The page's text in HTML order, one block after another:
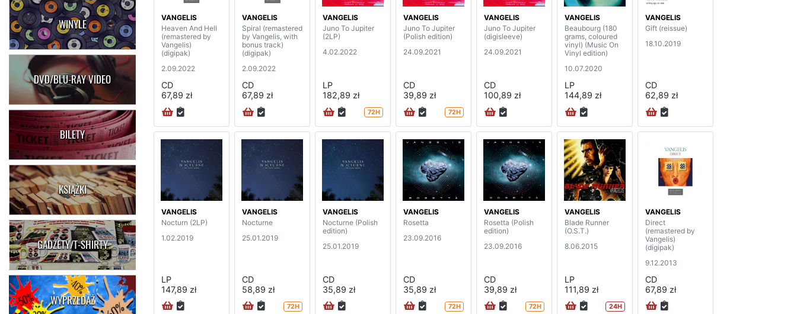
WINYLE
DVD/BLU-RAY VIDEO
BILETY
KSIĄŻKI
GADŻETY/T-SHIRTY
WYPRZEDAŻ
VANGELIS
Heaven And Hell
(remastered by
Vangelis)
(digipak)
2.09.2022
CD
67,89 zł
VANGELIS
Spiral (remastered
by Vangelis, with
bonus track)
(digipak)
2.09.2022
CD
67,89 zł
VANGELIS
Juno To Jupiter
(2LP)
4.02.2022
LP
182,89 zł
72H
VANGELIS
Juno To Jupiter
(Polish edition)
24.09.2021
CD
39,89 zł
72H
VANGELIS
Juno To Jupiter
(digisleeve)
24.09.2021
CD
100,89 zł
VANGELIS
Beaubourg (180
grams, coloured
vinyl) (Music On
Vinyl edition)
10.07.2020
LP
144,89 zł
VANGELIS
Gift (reissue)
18.10.2019
CD
62,89 zł
VANGELIS
Nocturn (2LP)
1.02.2019
LP
147,89 zł
VANGELIS
Nocturne
25.01.2019
CD
58,89 zł
72H
VANGELIS
Nocturne (Polish
edition)
25.01.2019
CD
35,89 zł
VANGELIS
Rosetta
23.09.2016
CD
35,89 zł
72H
VANGELIS
Rosetta (Polish
edition)
23.09.2016
CD
39,89 zł
72H
VANGELIS
Blade Runner
(O.S.T.)
8.06.2015
LP
111,89 zł
24H
VANGELIS
Direct
(remastered by
Vangelis)
(digipak)
9.12.2013
CD
67,89 zł